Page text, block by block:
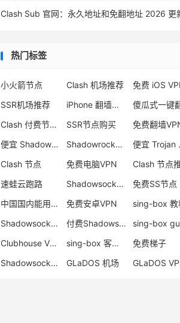
Clash Sub 官网：永久地址和免翻地址 2026 更
热门标签
小火箭节点 Clash 机场推荐
免费 iOS
SSR机场推荐
iPhone 翻墙代理软件
Clash 付费节点购买
SSR节点购买
免费翻墙
便宜 Shadowsocks 购买
Shadowrocket 地址
便
Clash 节点
免费电脑VPN
Clash 节点
速蛙云跑路
Shadowsocks 付费节点
免费SS节点
中国国内能用的翻墙VPN推荐
免费安卓VPN
sing-box 教
Shadowsocks 节点哪里买
付费Shadowsocks推荐
sing-box
Clubhouse VPN
sing-box 客户端配置
免费梯子
Shadowsocks 服务器
GLaDOS 机场 GLaDOS